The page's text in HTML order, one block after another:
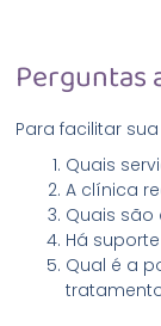
Perguntas
Para facilitar
Quais
A clínica
Quais são
Há
Qual é a